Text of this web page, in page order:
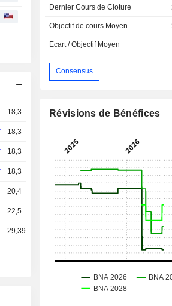
18,3
18,3
18,3
18,3
20,4
22,5
29,39
Dernier Cours de Cloture
Objectif de cours Moyen
Ecart / Objectif Moyen
Consensus
Révisions de Bénéfices